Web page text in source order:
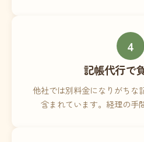
4
記帳代行で
他社では別料金になりがちな
含まれています。経理の手